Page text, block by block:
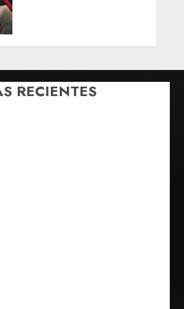
RECIENTES